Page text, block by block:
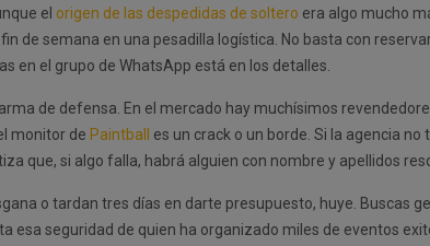
el origen de las despedidas de soltero era algo mucho
de semana en una pesadilla logística. No basta con
en el grupo de WhatsApp está en los detalles.
de defensa. En el mercado hay muchísimos
monitor de Paintball
es un crack o un borde. Si la agencia
que, si algo falla, habrá alguien con nombre y apellidos
o tardan tres días en darte presupuesto, huye. Buscas
esa seguridad de quien ha organizado miles de eventos